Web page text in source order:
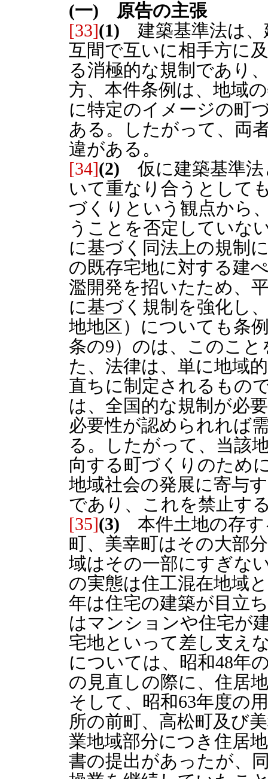
(一) 原告の主張
[33](1) 建築基準法は、
互間で互いに相手方に
る消極的な規制であり
方、本件条例は、地域
に特定のイメージの町
ある。したがって、両
違がある。
[34](2) 仮に建築基準法
いて重なり合うとして
づくりという観点から
うことを否定していな
に基づく同法上の規制
の既存宅地に対する建
濫開発を招いたため、
に基づく規制を強化し
地地区）についても条
条の9）のは、このこ
た、法律は、単に地域
直ちに制定されるもの
は、全国的な規制が必
必要性が認められれば
る。したがって、当該
向する町づくりのため
地域社会の発展に寄与
であり、これを禁止す
[35](3) 本件土地の存す
町、美幸町はその大部
域はその一部にすぎな
の実態は住工混在地域
年は住宅の建築が目立
はマンションや住宅が
宅地といって差し支え
については、昭和48年
の見直しの際に、住居
そして、昭和63年度の
所の前町、高松町及び
業地域部分につき住居
書の提出があったが、